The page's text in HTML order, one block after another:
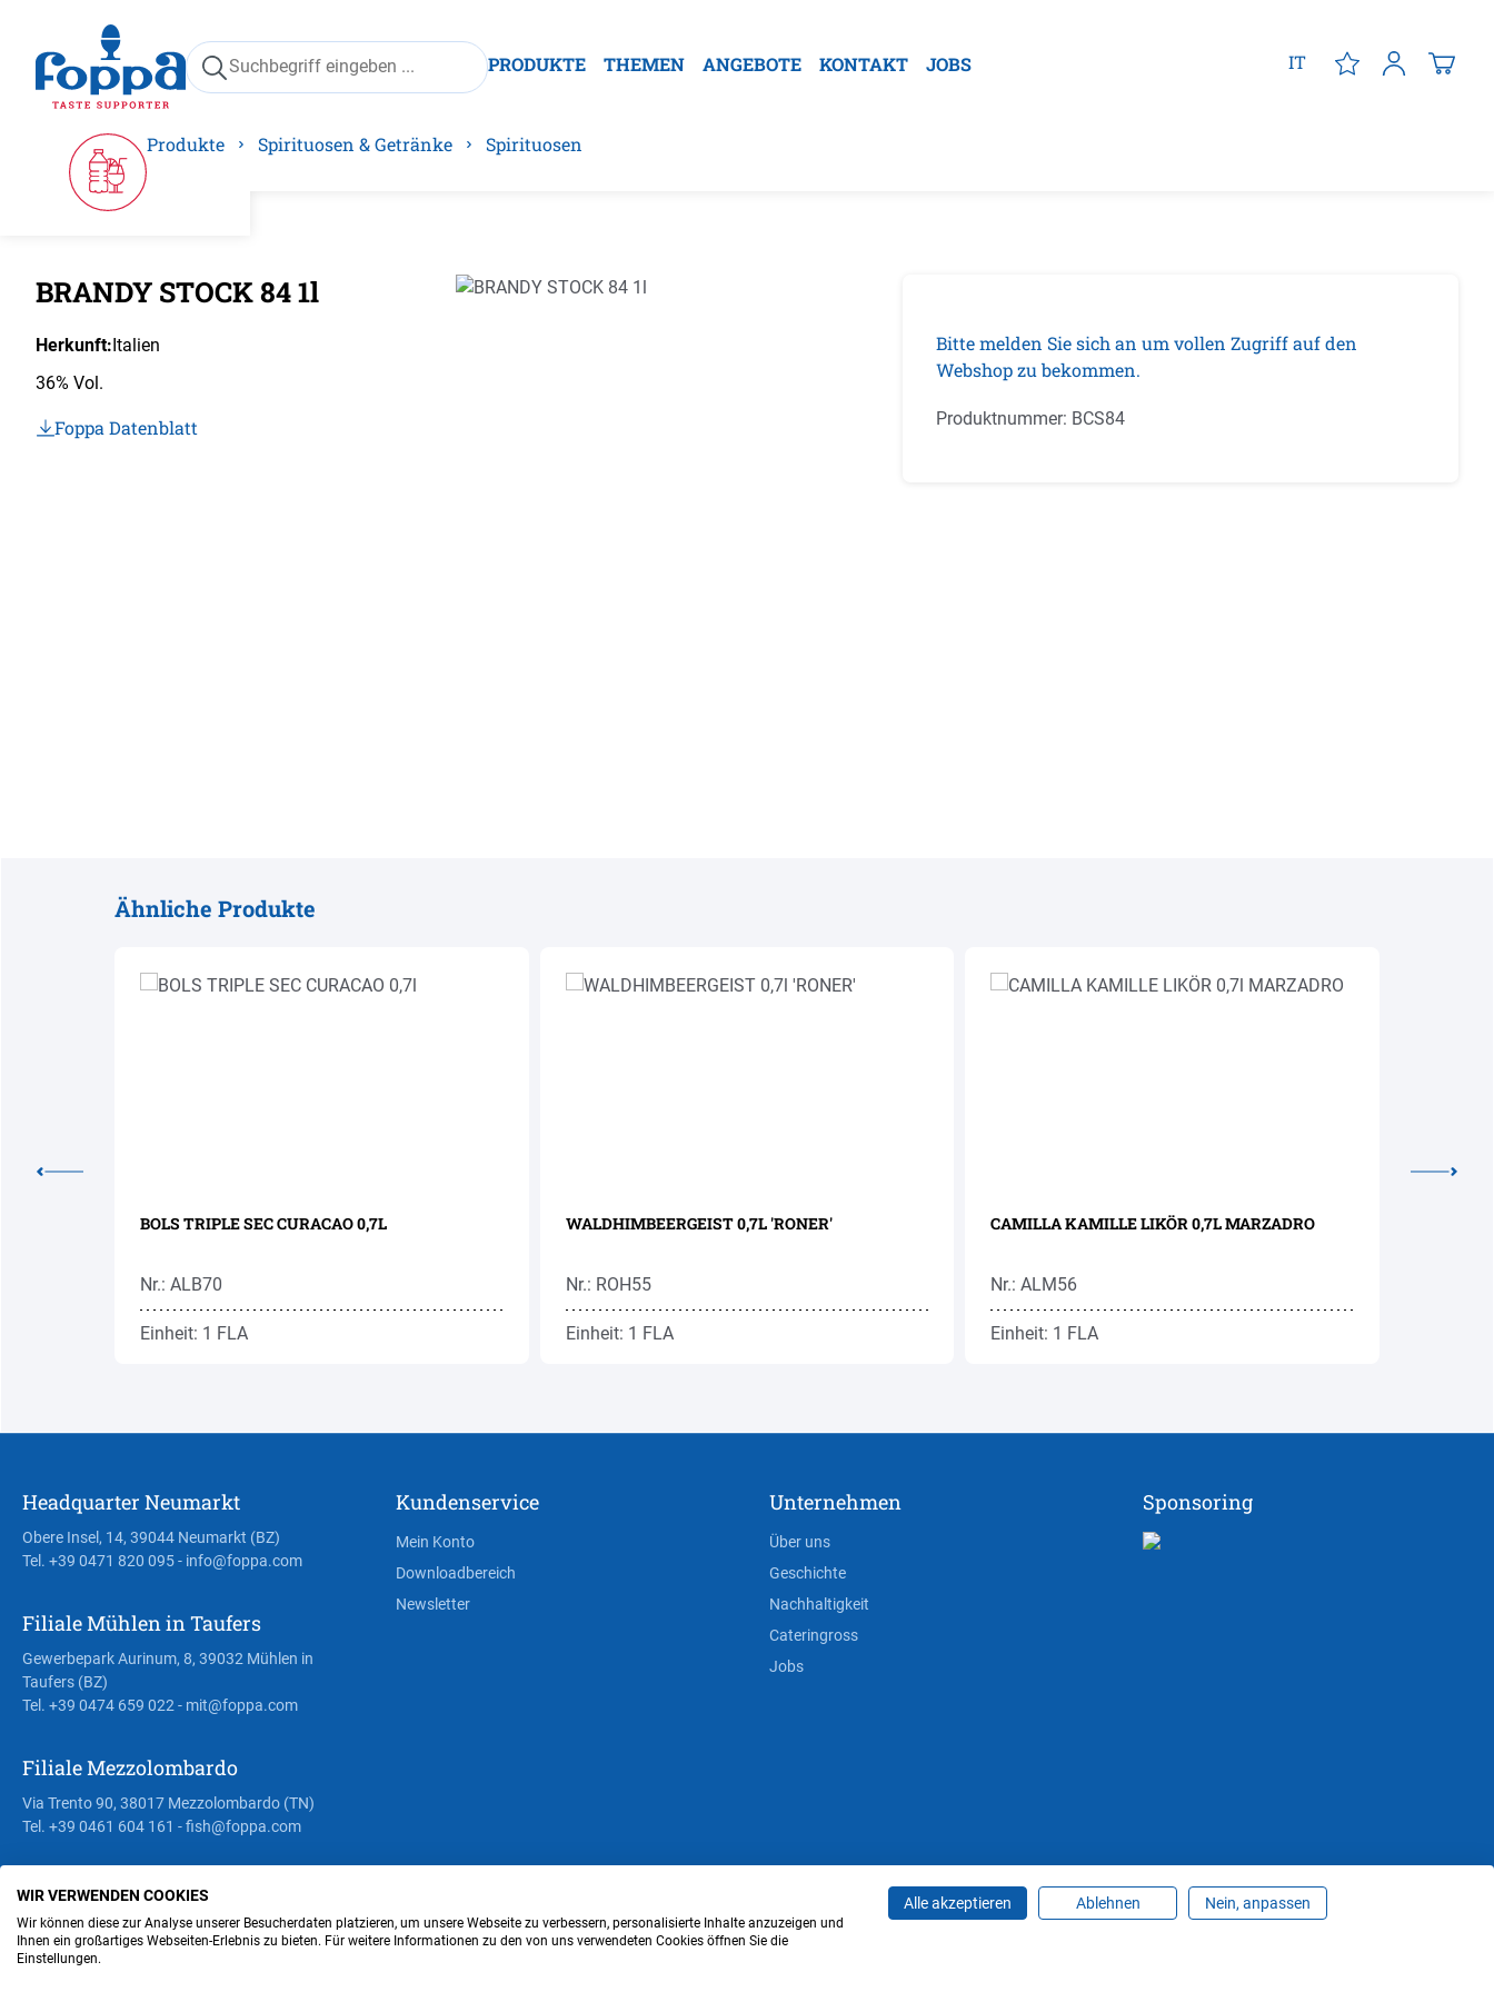
Zur Hauptnavigation springen
PRODUKTE THEMEN ANGEBOTE KONTAKT JOBS IT
Produkte Spirituosen & Getränke Spirituosen
BRANDY STOCK 84 1l
Herkunft:Italien
36% Vol.
Foppa Datenblatt
Bildergalerie überspringen
Bitte melden Sie sich an um vollen Zugriff auf den
Webshop zu bekommen.
Produktnummer: BCS84
Ähnliche Produkte
BOLS TRIPLE SEC CURACAO 0,7L
Nr.: ALB70
Einheit: 1 FLA
WALDHIMBEERGEIST 0,7L 'RONER'
Nr.: ROH55
Einheit: 1 FLA
CAMILLA KAMILLE LIKÖR 0,7L MARZADRO
Nr.: ALM56
Einheit: 1 FLA
Headquarter Neumarkt
Obere Insel, 14, 39044 Neumarkt (BZ)
Tel. +39 0471 820 095- info@foppa.com
Filiale Mühlen in Taufers
Gewerbepark Aurinum, 8, 39032 Mühlen in
Taufers (BZ)
Tel. +39 0474 659 022 - mit@foppa.com
Filiale Mezzolombardo
Via Trento 90, 38017 Mezzolombardo (TN)
Tel. +39 0461 604 161 - fish@foppa.com
Kundenservice
Mein Konto
Downloadbereich
Newsletter
Unternehmen
Über uns
Geschichte
Nachhaltigkeit
Cateringross
Jobs
Sponsoring
Steuer- und MwSt.- Nr. IT00676670219 AGB Privacy Policy Impressum
Cookie-Einstellungen ändern
WIR VERWENDEN COOKIES
Wir können diese zur Analyse unserer Besucherdaten platzieren, um unsere Webseite zu verbessern, personalisierte Inhalte anzuzeigen und
Ihnen ein großartiges Webseiten-Erlebnis zu bieten. Für weitere Informationen zu den von uns verwendeten Cookies öffnen Sie die
Einstellungen.
Alle akzeptieren Ablehnen Nein, anpassen